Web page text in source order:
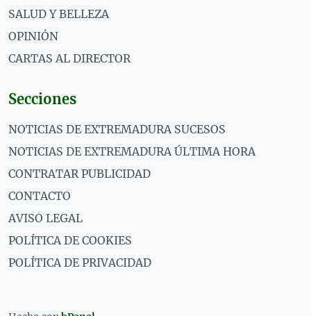
SALUD Y BELLEZA
OPINIÓN
CARTAS AL DIRECTOR
Secciones
NOTICIAS DE EXTREMADURA SUCESOS
NOTICIAS DE EXTREMADURA ÚLTIMA HORA
CONTRATAR PUBLICIDAD
CONTACTO
AVISO LEGAL
POLÍTICA DE COOKIES
POLÍTICA DE PRIVACIDAD